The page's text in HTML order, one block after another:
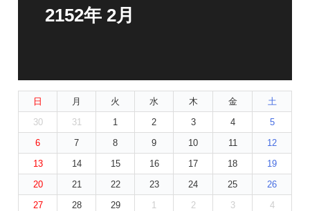
2152年 2月
日 月 火 水 木 金
土
30
31 1 2 3 4
5
6
7 8 9 10 11
12
13
14 15 16 17 18
19
20
21 22 23 24 25
26
27
28 29 1 2 3
4